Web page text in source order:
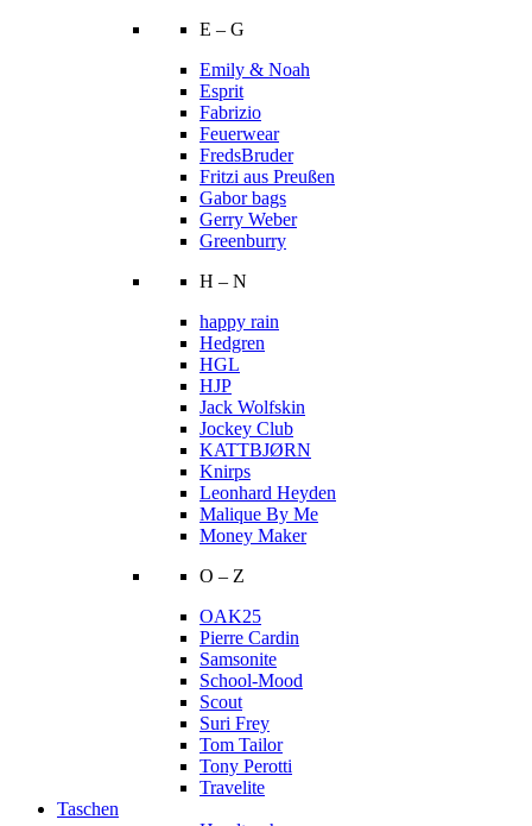
E – G
Emily & Noah
Esprit
Fabrizio
Feuerwear
FredsBruder
Fritzi aus Preußen
Gabor bags
Gerry Weber
Greenburry
H – N
happy rain
Hedgren
HGL
HJP
Jack Wolfskin
Jockey Club
KATTBJØRN
Knirps
Leonhard Heyden
Malique By Me
Money Maker
O – Z
OAK25
Pierre Cardin
Samsonite
School-Mood
Scout
Suri Frey
Tom Tailor
Tony Perotti
Travelite
Taschen